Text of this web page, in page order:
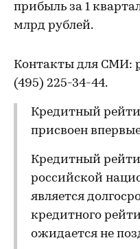
прибыль за 1
млрд рублей.
Контакты для СМИ:
(495) 225-34-44.
Кредитный
присвоен
Кредитный
российской
является
кредитного
ожидается не